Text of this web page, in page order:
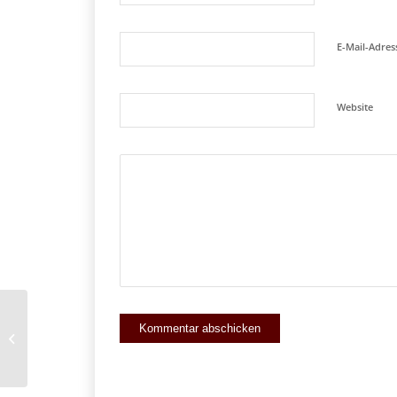
E-Mail-
Website
GmbH für IT Beratung –
Umwandlung oder Neugründung